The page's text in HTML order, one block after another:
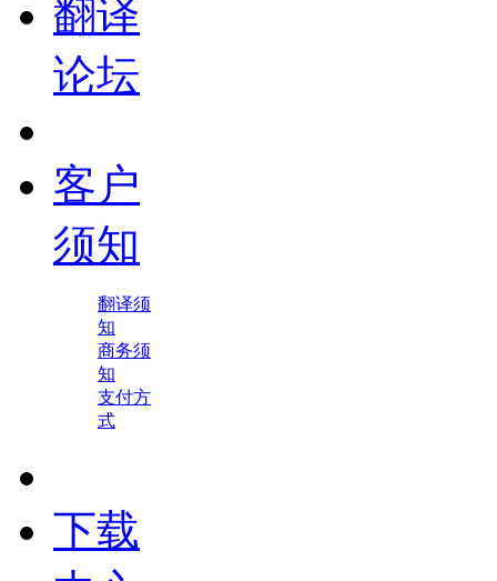
翻译
论坛
客户
须知
翻译须
知
商务须
知
支付方
式
下载